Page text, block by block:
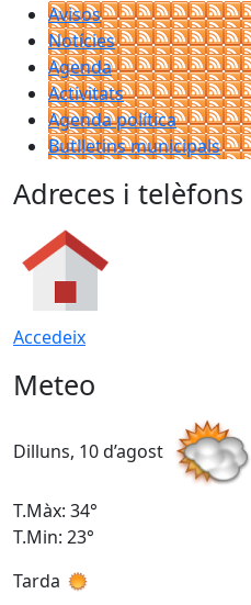
Avisos
Notícies
Agenda
Activitats
Agenda política
Butlletins municipals
Adreces i telèfons
Accedeix
Meteo
Dilluns, 10 d’agost
T.Màx: 34°
T.Min: 23°
Tarda